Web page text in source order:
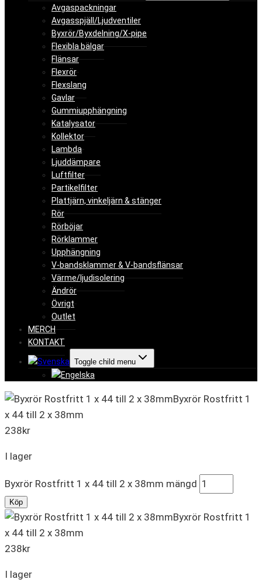
Avgaspackningar
Avgasspjäll/Ljudventiler
Byxrör/Byxdelning/X-pipe
Flexibla bälgar
Flänsar
Flexrör
Flexslang
Gavlar
Gummiupphängning
Katalysator
Kollektor
Lambda
Ljuddämpare
Luftfilter
Partikelfilter
Plattjärn, vinkeljärn & stänger
Rör
Rörböjar
Rörklammer
Upphängning
V-bandsklammer & V-bandsflänsar
Värme/ljudisolering
Ändrör
Övrigt
Outlet
MERCH
KONTAKT
Toggle child menu
Byxrör Rostfritt 1
x 44 till 2 x 38mm
238kr
I lager
Byxrör Rostfritt 1 x 44 till 2 x 38mm mängd
Köp
Byxrör Rostfritt 1
x 44 till 2 x 38mm
238kr
I lager